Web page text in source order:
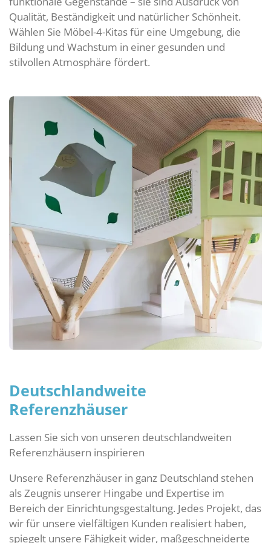
Qualität, Beständigkeit und natürlicher Schönheit.
Wählen Sie Möbel-4-Kitas für eine Umgebung, die
Bildung und Wachstum in einer gesunden und
stilvollen Atmosphäre fördert.
Deutschlandweite
Referenzhäuser
Lassen Sie sich von unseren deutschlandweiten
Referenzhäusern inspirieren
Unsere Referenzhäuser in ganz Deutschland stehen
als Zeugnis unserer Hingabe und Expertise im
Bereich der Einrichtungsgestaltung. Jedes Projekt, das
wir für unsere vielfältigen Kunden realisiert haben,
spiegelt unsere Fähigkeit wider, maßgeschneiderte